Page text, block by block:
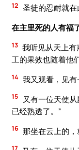
12 圣徒的忍耐就在
在主里死的人有福
13 我听见从天上
工的果效也随着他
14 我又观看，见
15
又有一位天使
已经熟透了。”
16 那坐在云上的，
17